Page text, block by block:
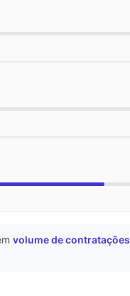
volume de contratações